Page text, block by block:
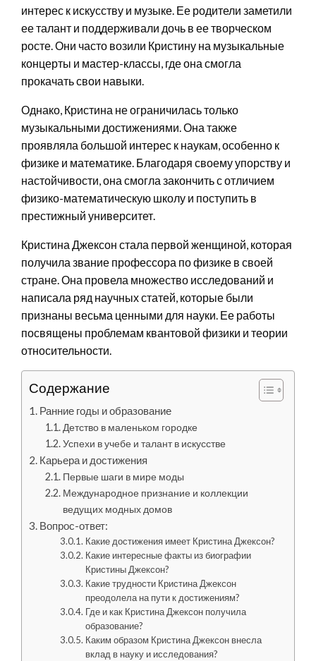
интерес к искусству и музыке. Ее родители заметили
ее талант и поддерживали дочь в ее творческом
росте. Они часто возили Кристину на музыкальные
концерты и мастер-классы, где она смогла
прокачать свои навыки.
Однако, Кристина не ограничилась только
музыкальными достижениями. Она также
проявляла большой интерес к наукам, особенно к
физике и математике. Благодаря своему упорству и
настойчивости, она смогла закончить с отличием
физико-математическую школу и поступить в
престижный университет.
Кристина Джексон стала первой женщиной, которая
получила звание профессора по физике в своей
стране. Она провела множество исследований и
написала ряд научных статей, которые были
признаны весьма ценными для науки. Ее работы
посвящены проблемам квантовой физики и теории
относительности.
Содержание
Ранние годы и образование
Детство в маленьком городке
Успехи в учебе и талант в искусстве
Карьера и достижения
Первые шаги в мире моды
Международное признание и коллекции
ведущих модных домов
Вопрос-ответ:
Какие достижения имеет Кристина Джексон?
Какие интересные факты из биографии
Кристины Джексон?
Какие трудности Кристина Джексон
преодолела на пути к достижениям?
Где и как Кристина Джексон получила
образование?
Каким образом Кристина Джексон внесла
вклад в науку и исследования?